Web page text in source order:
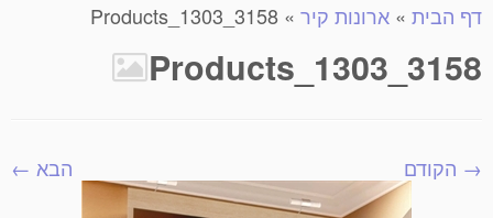
דף הבית » ארונות קיר »
Products_1303_3158
Products_1303_3158
→ הקודם הבא ←